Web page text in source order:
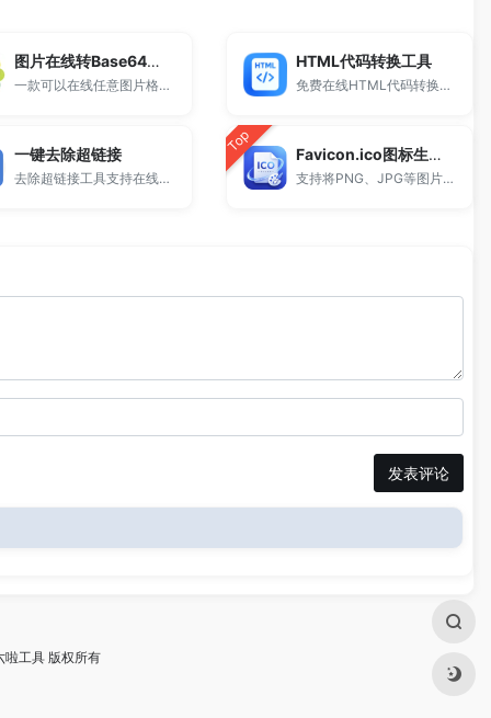
图片在线转Base64编码
一款可以在线任意图片格式转Base64 DataUrl编码工具
HTML代码转换工具
免费在线HTML代码转换工具，支持HTML转JS、PHP、ASP等多语言代码生成，一键完成HTML转义与编码转换，适合开发调试与网页嵌入使用。
一键去除超链接
去除超链接工具支持在线删除HTML中的a标签并保留文本内容，适用于网页复制、文本清洗和内容整理，无需安装，打开即可使用。
Top Favicon.ico图标生成器
支持将PNG、JPG等图片一键转换为ICO网站图标。
发表评论
工具 版权所有